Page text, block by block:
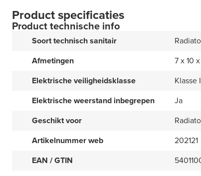
Product specificaties
Product technische info
Soort technisch sanitair
Afmetingen
7 x 10
Elektrische veiligheidsklasse
Klasse I
Elektrische weerstand inbegrepen
Ja
Geschikt voor
Artikelnummer web
202121
EAN / GTIN